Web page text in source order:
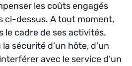
les coûts engagés
ci-dessus. A tout moment,
le cadre de ses activités.
sécurité d’un hôte, d’un
avec le service d’un